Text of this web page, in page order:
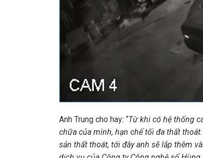
Anh Trung cho hay: “Từ khi có hệ thống
chữa của mình, hạn chế tối đa thất
sản thất thoát, tới đây anh sẽ lắp thêm